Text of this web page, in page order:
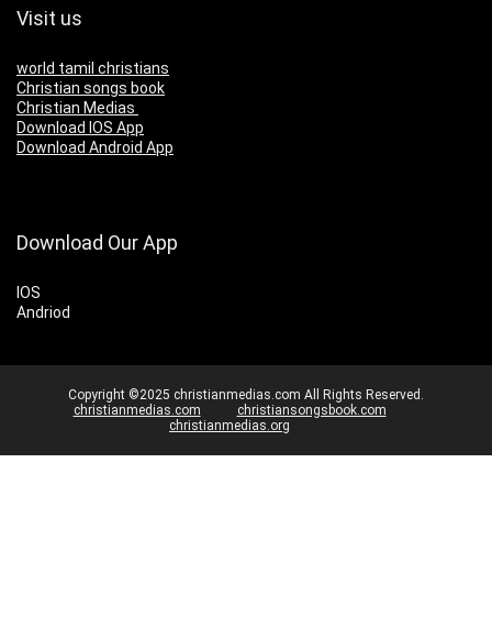
Visit us
world tamil christians
Christian songs book
Christian Medias
Download IOS App
Download Android App
Download Our App
IOS
Andriod
Copyright ©2025 christianmedias.com All Rights Reserved.
christianmedias.com
christiansongsbook.com
christianmedias.org